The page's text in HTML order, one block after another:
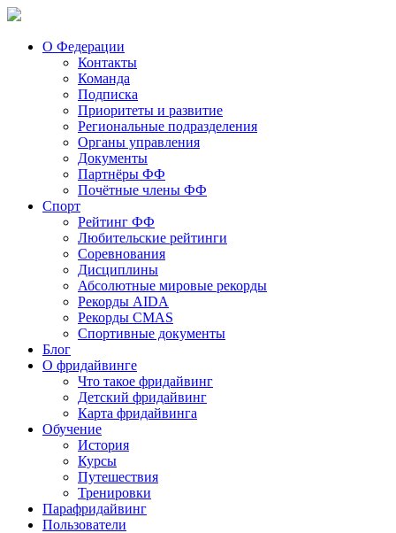
О Федерации
Контакты
Команда
Подписка
Приоритеты и развитие
Региональные подразделения
Органы управления
Документы
Партнёры ФФ
Почётные члены ФФ
Спорт
Рейтинг ФФ
Любительские рейтинги
Соревнования
Дисциплины
Абсолютные мировые рекорды
Рекорды AIDA
Рекорды CMAS
Спортивные документы
Блог
О фридайвинге
Что такое фридайвинг
Детский фридайвинг
Карта фридайвинга
Обучение
История
Курсы
Путешествия
Тренировки
Парафридайвинг
Пользователи